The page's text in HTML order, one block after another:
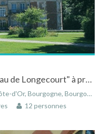
Chambres d'hôtes au "Château de Longecourt" à proche du canal de Bourgogne
Bourgogne-Franche-Comté, France
12 personnes